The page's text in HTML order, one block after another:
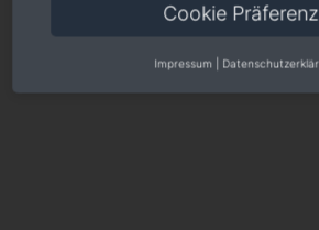
Cookie
Impressum